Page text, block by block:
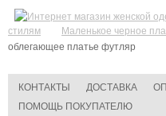
стилям
Маленькое черное
облегающее платье футляр
КОНТАКТЫ ДОСТАВКА
ПОМОЩЬ ПОКУПАТЕЛЮ